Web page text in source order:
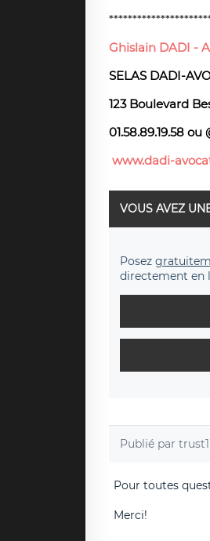
Ghislain DADI -
SELAS DADI-
123 Boulevard
01.58.89.19.58
www.dadi-
VOUS AVEZ
Posez
directement en
Publié par trust1
Pour toutes
Merci!